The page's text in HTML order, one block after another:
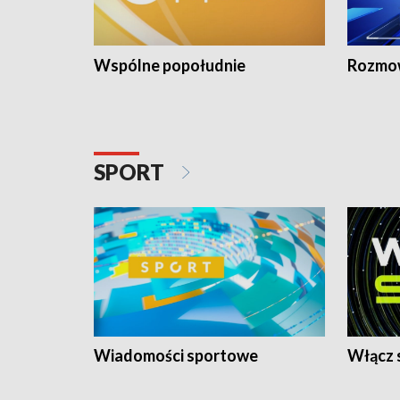
Wspólne popołudnie
SPORT
Wiadomości sportowe